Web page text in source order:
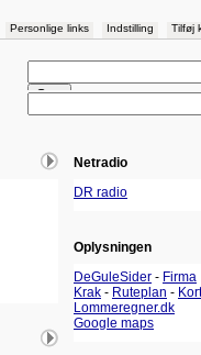
Personlige links Indstilling Tilføj
Netradio
DR radio
Oplysningen
DeGuleSider - Firma
Krak - Ruteplan - Kort
Lommeregner.dk
Google maps